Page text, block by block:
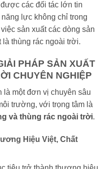
các đối tác lớn tin
lực không chỉ trong
sản xuất các dòng sản
thùng rác ngoài trời.
PHÁP SẢN XUẤT
CHUYÊN NGHIỆP
là một đơn vị chuyên sâu
trường, với trọng tâm là
và thùng rác ngoài trời.
Hiệu Việt, Chất